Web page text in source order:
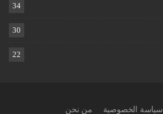
34
30
22
سياسة الخصوصية من نحن